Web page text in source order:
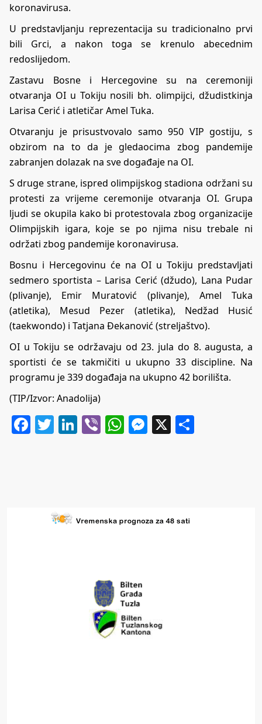
koronavirusa.
U predstavljanju reprezentacija su tradicionalno prvi
bili Grci, a nakon toga se krenulo abecednim
redoslijedom.
Zastavu Bosne i Hercegovine su na ceremoniji
otvaranja OI u Tokiju nosili bh. olimpijci, džudistkinja
Larisa Cerić i atletičar Amel Tuka.
Otvaranju je prisustvovalo samo 950 VIP gostiju, s
obzirom na to da je gledaocima zbog pandemije
zabranjen dolazak na sve događaje na OI.
S druge strane, ispred olimpijskog stadiona održani su
protesti za vrijeme ceremonije otvaranja OI. Grupa
ljudi se okupila kako bi protestovala zbog organizacije
Olimpijskih igara, koje se po njima nisu trebale ni
održati zbog pandemije koronavirusa.
Bosnu i Hercegovinu će na OI u Tokiju predstavljati
sedmero sportista – Larisa Cerić (džudo), Lana Pudar
(plivanje), Emir Muratović (plivanje), Amel Tuka
(atletika), Mesud Pezer (atletika), Nedžad Husić
(taekwondo) i Tatjana Đekanović (streljaštvo).
OI u Tokiju se održavaju od 23. jula do 8. augusta, a
sportisti će se takmičiti u ukupno 33 discipline. Na
programu je 339 događaja na ukupno 42 borilišta.
(TIP/Izvor: Anadolija)
Facebook
Twitter
LinkedIn
ViberWhatsApp
Messenger
X